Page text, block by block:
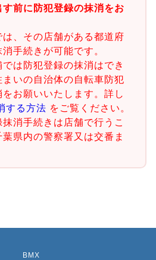
前に防犯登録の抹消をお
、その店舗がある都道府
手続きが可能です。
は防犯登録の抹消はでき
いの自治体の自転車防犯
お願いいたします。詳し
する方法 をご覧ください。
消手続きは店舗で行うこ
県内の警察署又は交番ま
BMX